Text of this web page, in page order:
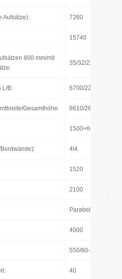
Aufsätze): 7260
15740
800 mm/mit
35/32/23
L/B: 6700/2230-2300
Gesamthöhe: 8610/2670/3020*
1500+600
4\4
1520
2100
Parabelfederung
4000
550/60-22,5
40